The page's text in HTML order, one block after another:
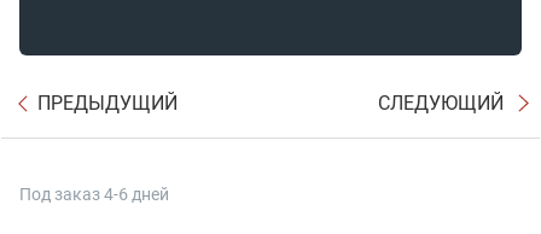
ПРЕДЫДУЩИЙ СЛЕДУЮЩИЙ
Под заказ 4-6 дней